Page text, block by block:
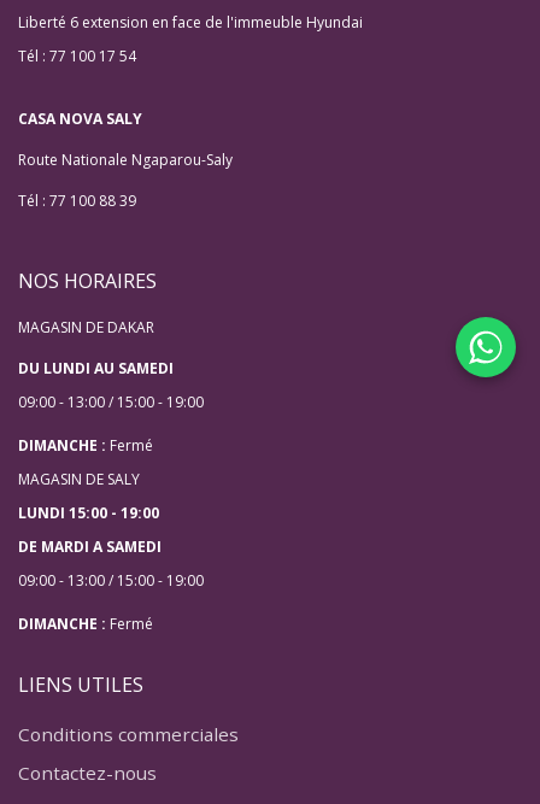
Liberté 6 extension en face de l'immeuble Hyundai
Tél : 77 100 17 54
CASA NOVA SALY
Route Nationale Ngaparou-Saly
Tél : 77 100 88 39
NOS HORAIRES
MAGASIN DE DAKAR
DU LUNDI AU SAMEDI
09:00 - 13:00 / 15:00 - 19:00
DIMANCHE : Fermé
MAGASIN DE SALY
LUNDI 15:00 - 19:00
DE MARDI A SAMEDI
09:00 - 13:00 / 15:00 - 19:00
DIMANCHE : Fermé
LIENS UTILES
Conditions commerciales
Contactez-nous